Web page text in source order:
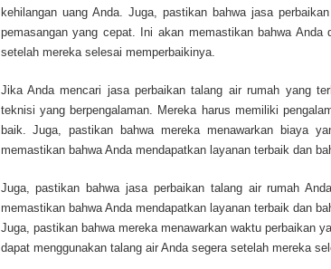
kehilangan uang Anda. Juga, pastikan bahwa jasa
pemasangan yang cepat. Ini akan memastikan bahwa Anda
setelah mereka selesai memperbaikinya.
Jika Anda mencari jasa perbaikan talang air rumah yang
teknisi yang berpengalaman. Mereka harus memiliki
baik. Juga, pastikan bahwa mereka menawarkan biaya
memastikan bahwa Anda mendapatkan layanan terbaik dan
Juga, pastikan bahwa jasa perbaikan talang air rumah
memastikan bahwa Anda mendapatkan layanan terbaik dan
Juga, pastikan bahwa mereka menawarkan waktu perbaikan
dapat menggunakan talang air Anda segera setelah mereka